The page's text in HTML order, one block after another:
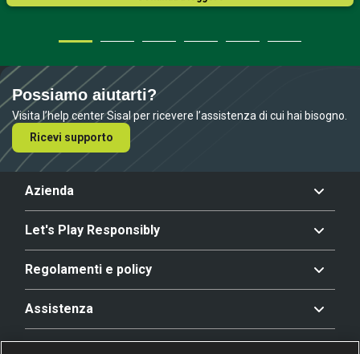
Possiamo aiutarti?
Visita l’help center Sisal per ricevere l’assistenza di cui hai bisogno.
Ricevi supporto
Azienda
Let's Play Responsibly
Regolamenti e policy
Assistenza